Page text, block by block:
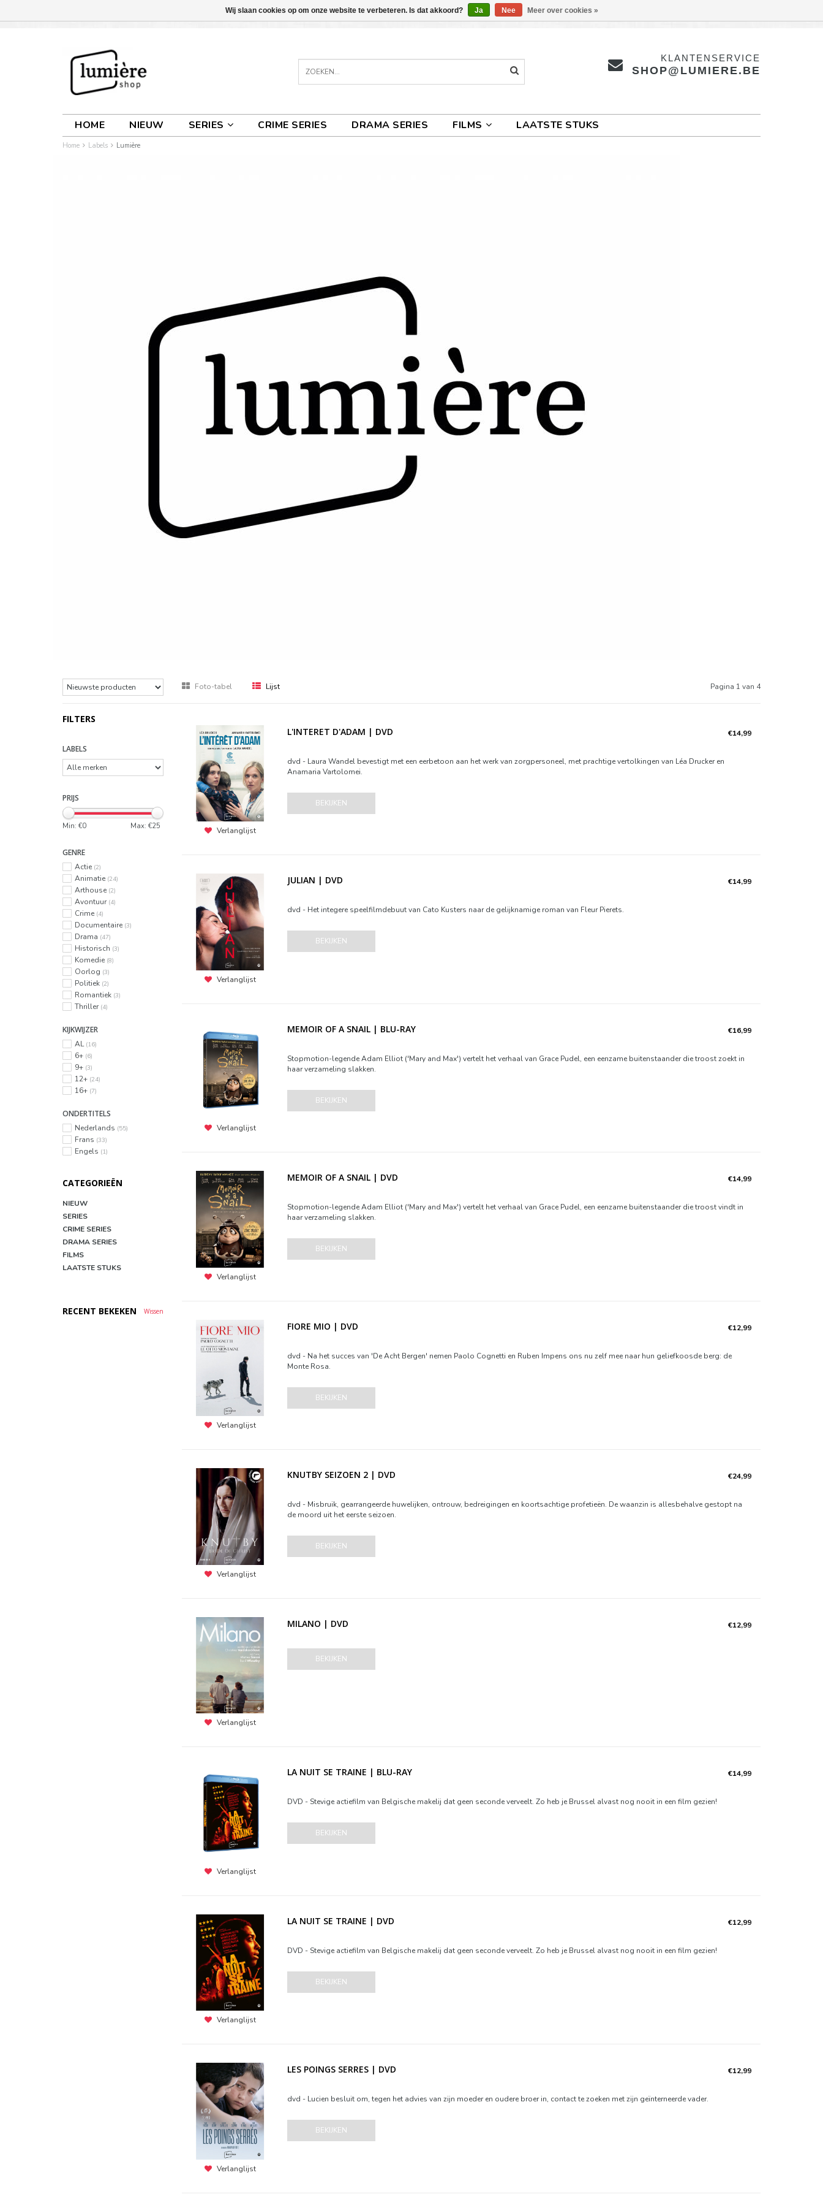
KLANTENSERVICE
SHOP@LUMIERE.BE
HOME NIEUW SERIES CRIME SERIES DRAMA SERIES FILMS LAATSTE STUKS
Home Labels Lumière
Foto-tabel Lijst Pagina 1 van 4
FILTERS
LABELS
PRIJS
Min: €0 Max: €25
GENRE
Actie (2)
Animatie (24)
Arthouse (2)
Avontuur (4)
Crime (4)
Documentaire (3)
Drama (47)
Historisch (3)
Komedie (8)
Oorlog (3)
Politiek (2)
Romantiek (3)
Thriller (4)
KIJKWIJZER
AL (16)
6+ (6)
9+ (3)
12+ (24)
16+ (7)
ONDERTITELS
Nederlands (55)
Frans (33)
Engels (1)
CATEGORIEËN
NIEUW
SERIES
CRIME SERIES
DRAMA SERIES
FILMS
LAATSTE STUKS
RECENT BEKEKEN Wissen
Verlanglijst
L'INTERET D'ADAM | DVD €14,99
dvd - Laura Wandel bevestigt met een eerbetoon aan het werk van zorgpersoneel, met prachtige vertolkingen van Léa Drucker en
Anamaria Vartolomei.
BEKIJKEN
Verlanglijst
JULIAN | DVD €14,99
dvd - Het integere speelfilmdebuut van Cato Kusters naar de gelijknamige roman van Fleur Pierets.
BEKIJKEN
Verlanglijst
MEMOIR OF A SNAIL | BLU-RAY €16,99
Stopmotion-legende Adam Elliot ('Mary and Max') vertelt het verhaal van Grace Pudel, een eenzame buitenstaander die troost zoekt in
haar verzameling slakken.
BEKIJKEN
Verlanglijst
MEMOIR OF A SNAIL | DVD €14,99
Stopmotion-legende Adam Elliot ('Mary and Max') vertelt het verhaal van Grace Pudel, een eenzame buitenstaander die troost vindt in
haar verzameling slakken.
BEKIJKEN
Verlanglijst
FIORE MIO | DVD €12,99
dvd - Na het succes van 'De Acht Bergen' nemen Paolo Cognetti en Ruben Impens ons nu zelf mee naar hun geliefkoosde berg: de
Monte Rosa.
BEKIJKEN
Verlanglijst
KNUTBY SEIZOEN 2 | DVD €24,99
dvd - Misbruik, gearrangeerde huwelijken, ontrouw, bedreigingen en koortsachtige profetieën. De waanzin is allesbehalve gestopt na
de moord uit het eerste seizoen.
BEKIJKEN
Verlanglijst
MILANO | DVD €12,99
BEKIJKEN
Verlanglijst
LA NUIT SE TRAINE | BLU-RAY €14,99
DVD - Stevige actiefilm van Belgische makelij dat geen seconde verveelt. Zo heb je Brussel alvast nog nooit in een film gezien!
BEKIJKEN
Verlanglijst
LA NUIT SE TRAINE | DVD €12,99
DVD - Stevige actiefilm van Belgische makelij dat geen seconde verveelt. Zo heb je Brussel alvast nog nooit in een film gezien!
BEKIJKEN
Verlanglijst
LES POINGS SERRES | DVD €12,99
dvd - Lucien besluit om, tegen het advies van zijn moeder en oudere broer in, contact te zoeken met zijn geïnterneerde vader.
BEKIJKEN
Wij slaan cookies op om onze website te verbeteren. Is dat akkoord? Ja Nee Meer over cookies »